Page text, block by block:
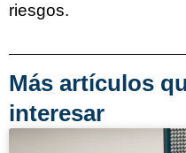
riesgos.
Más artículos
interesar